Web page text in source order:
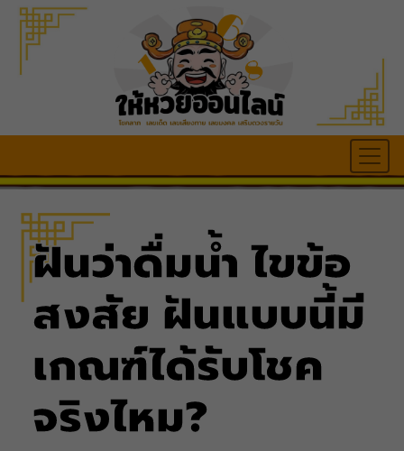
ฝันว่าดื่มน้ำ ไขข้อ
สงสัย ฝันแบบนี้มี
เกณฑ์ได้รับโชค
จริงไหม?